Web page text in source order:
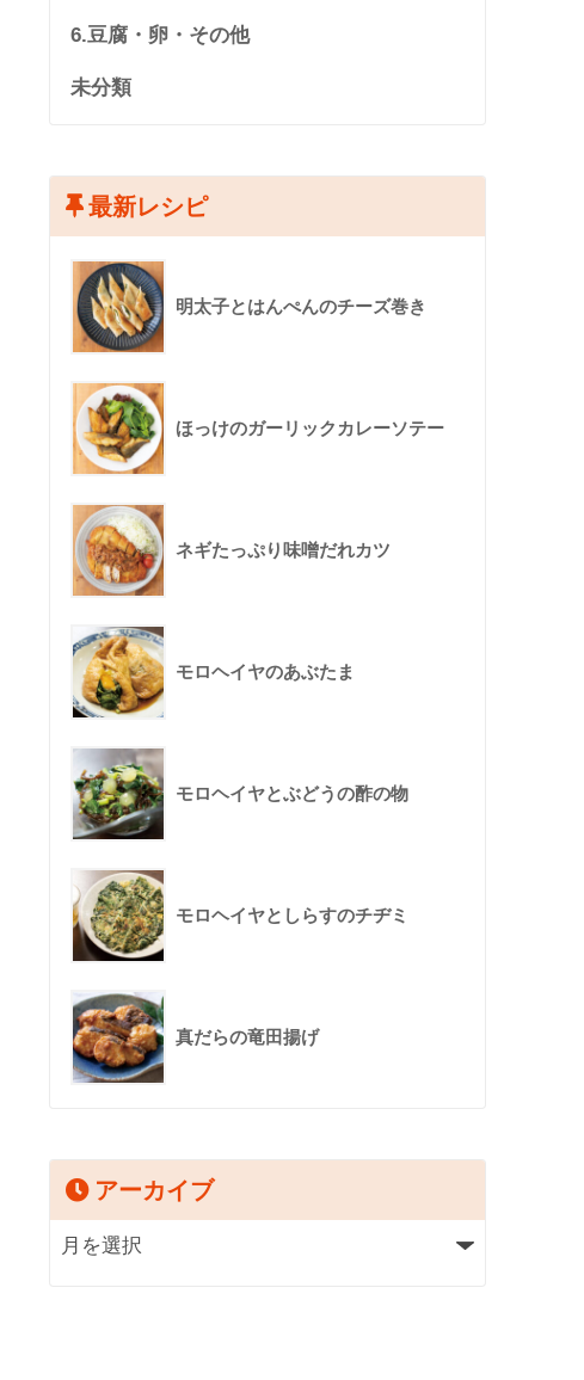
6.豆腐・卵・その他
未分類
最新レシピ
明太子とはんぺんのチーズ巻き
ほっけのガーリックカレーソテー
ネギたっぷり味噌だれカツ
モロヘイヤのあぶたま
モロヘイヤとぶどうの酢の物
モロヘイヤとしらすのチヂミ
真だらの竜田揚げ
アーカイブ